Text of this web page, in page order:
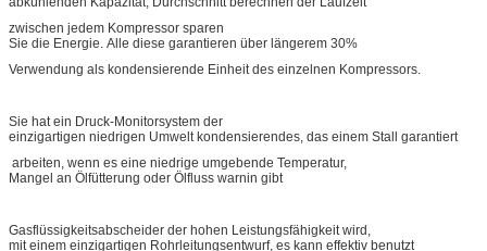
zwischen jedem Kompressor sparen
Sie die Energie. Alle diese garantieren über längerem 30%
Verwendung als kondensierende Einheit des einzelnen Kompressors.
Sie hat ein Druck-Monitorsystem der
einzigartigen niedrigen Umwelt kondensierendes, das einem Stall garantiert
arbeiten, wenn es eine niedrige umgebende Temperatur,
Mangel an Ölfütterung oder Ölfluss warnin gibt
Gasflüssigkeitsabscheider der hohen Leistungsfähigkeit wird,
mit einem einzigartigen Rohrleitungsentwurf, es kann effektiv benutzt